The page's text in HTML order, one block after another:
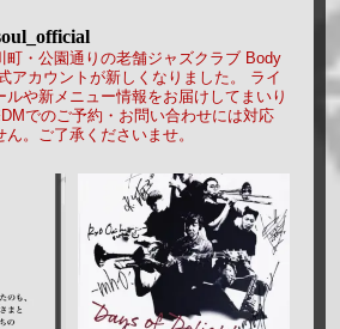
町・公園通りの老舗ジャズクラブ Body
アカウントが新しくなりました。
ライ
ルや新メニュー情報をお届けしてまいり
でのご予約・お問い合わせには対応
ん。ご了承くださいませ。